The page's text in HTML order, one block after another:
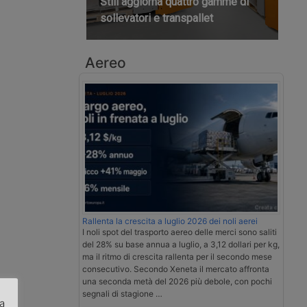
sollevatori e transpallet
Aereo
Rallenta la crescita a luglio 2026 dei noli aerei
I noli spot del trasporto aereo delle merci sono saliti
del 28% su base annua a luglio, a 3,12 dollari per kg,
ma il ritmo di crescita rallenta per il secondo mese
consecutivo. Secondo Xeneta il mercato affronta
una seconda metà del 2026 più debole, con pochi
segnali di stagione …